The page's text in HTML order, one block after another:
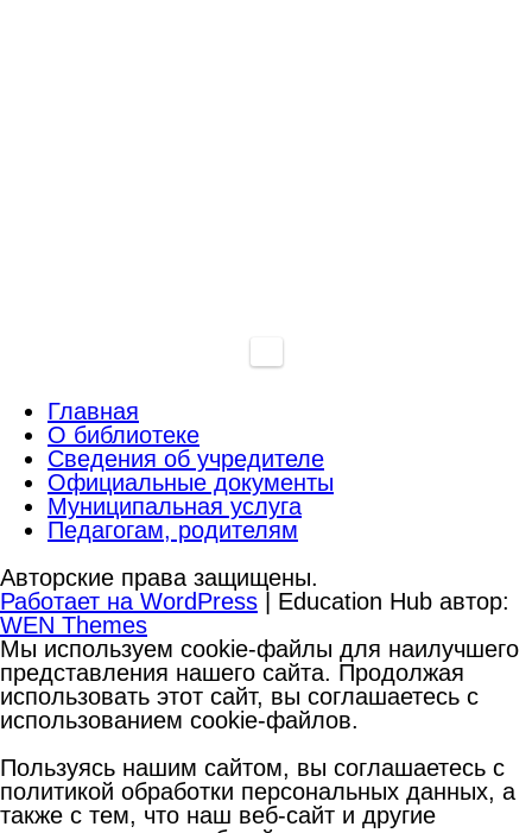
Главная
О библиотеке
Сведения об учредителе
Официальные документы
Муниципальная услуга
Педагогам, родителям
Авторские права защищены.
Работает на WordPress
Education Hub автор:
WEN Themes
Мы используем cookie-файлы для наилучшего
представления нашего сайта. Продолжая
использовать этот сайт, вы соглашаетесь с
использованием cookie-файлов.
Пользуясь нашим сайтом, вы соглашаетесь с
политикой обработки персональных данных, а
также с тем, что наш веб-сайт и другие